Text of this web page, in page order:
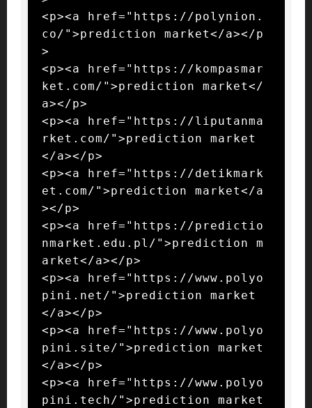
<p><a href="https://polynion.
co/">prediction market</a></p
>
<p><a href="https://kompasmar
ket.com/">prediction market</
a></p>
<p><a href="https://liputanma
rket.com/">prediction market
</a></p>
<p><a href="https://detikmark
et.com/">prediction market</a
></p>
<p><a href="https://predictio
nmarket.edu.pl/">prediction m
arket</a></p>
<p><a href="https://www.polyo
pini.net/">prediction market
</a></p>
<p><a href="https://www.polyo
pini.site/">prediction market
</a></p>
<p><a href="https://www.polyo
pini.tech/">prediction market